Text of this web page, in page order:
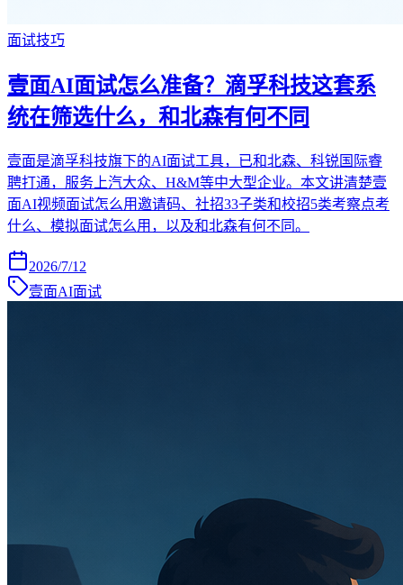
面试技巧
壹面AI面试怎么准备？滴孚科技这套系
统在筛选什么，和北森有何不同
壹面是滴孚科技旗下的AI面试工具，已和北森、科锐国际睿
聘打通，服务上汽大众、H&M等中大型企业。本文讲清楚壹
面AI视频面试怎么用邀请码、社招33子类和校招5类考察点考
什么、模拟面试怎么用，以及和北森有何不同。
2026/7/12
壹面AI面试